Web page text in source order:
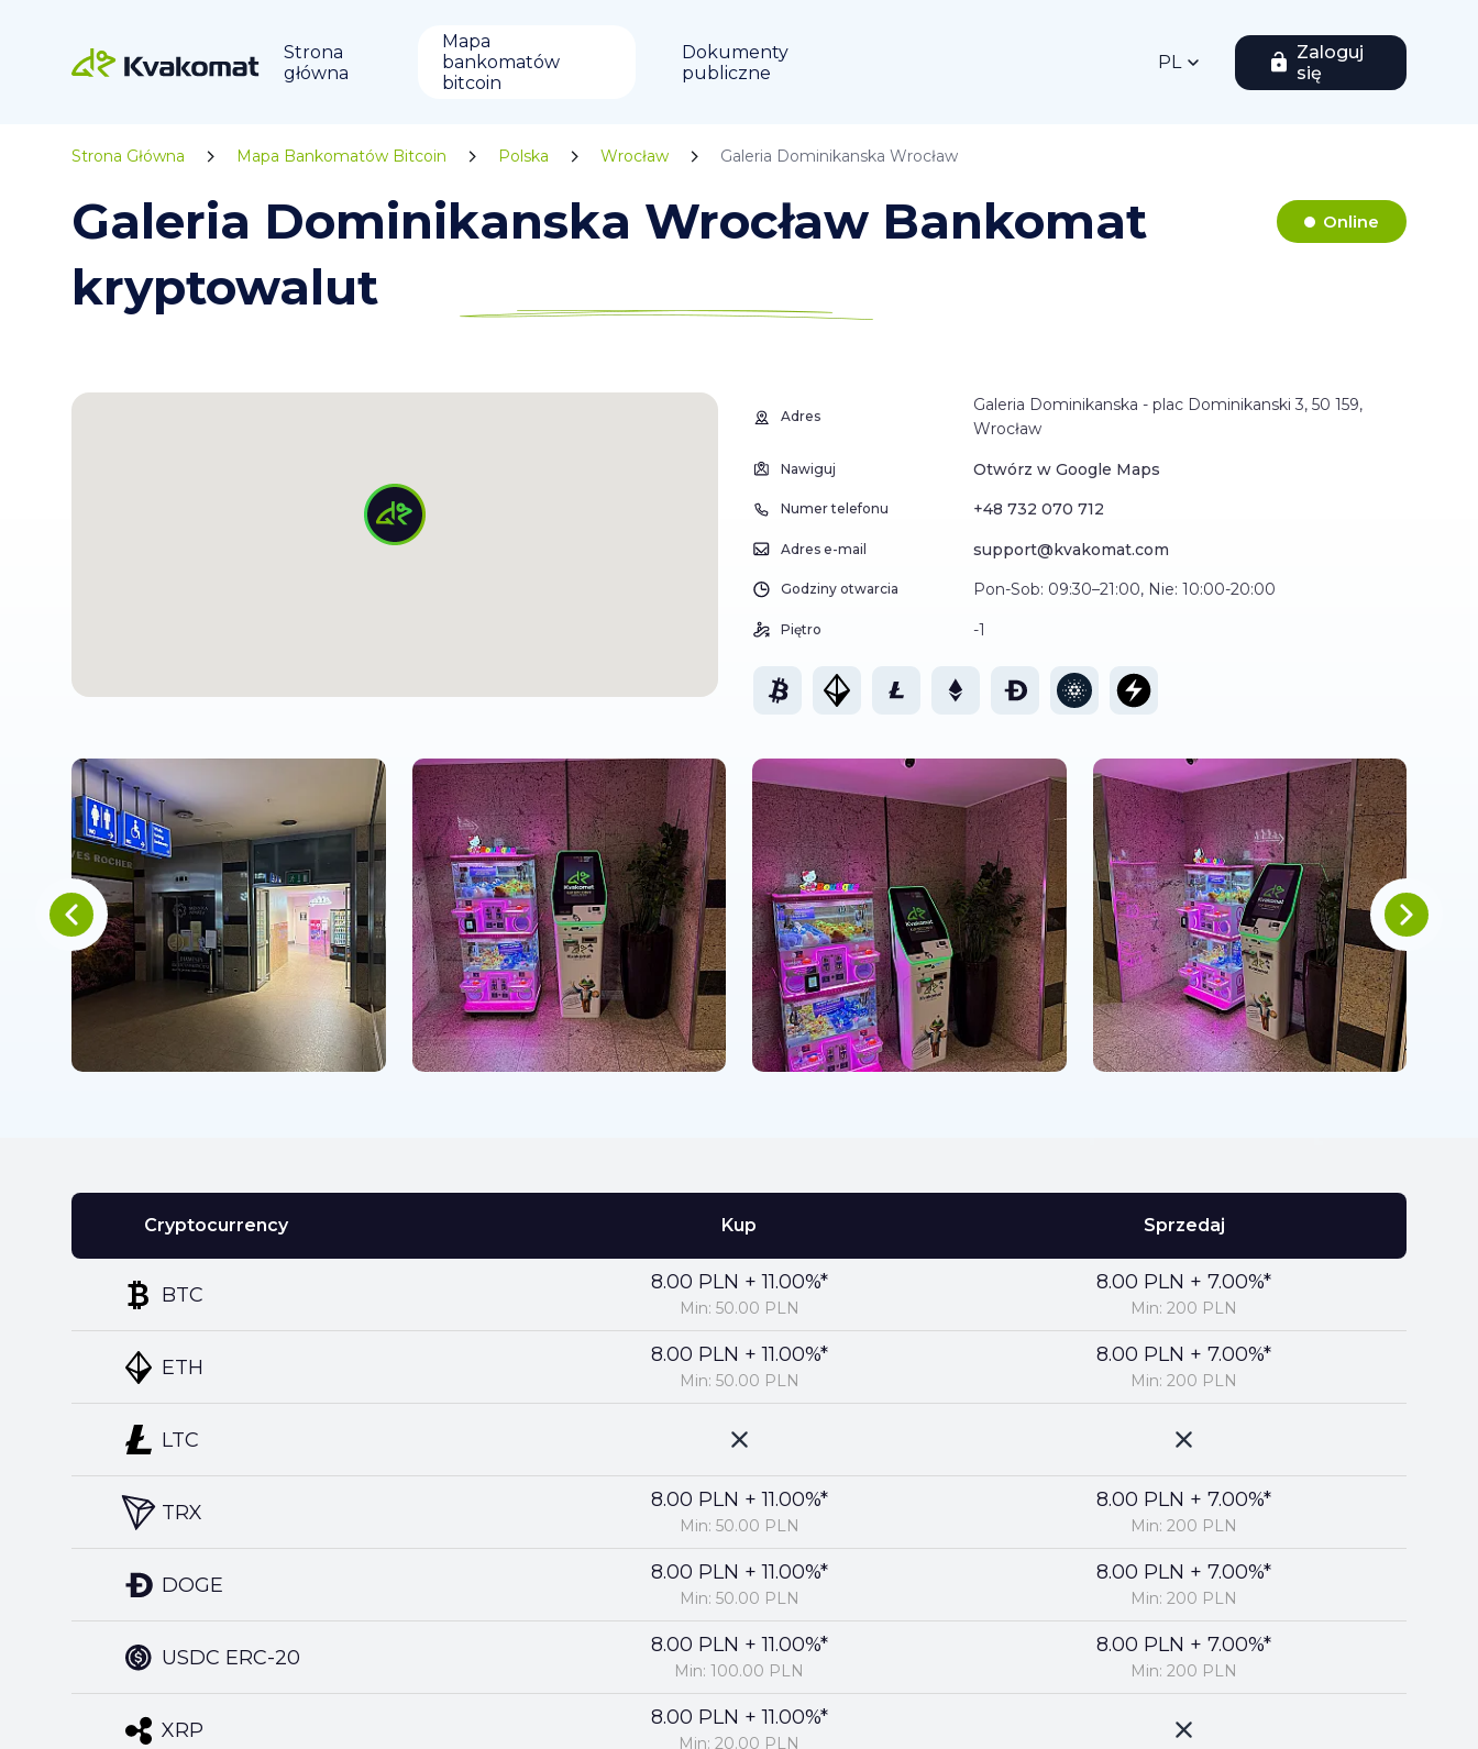
Strona
główna
Mapa
bankomatów
bitcoin
Dokumenty
publiczne
PL
Zaloguj
się
Strona Główna Mapa Bankomatów Bitcoin Polska Wrocław Galeria Dominikanska Wrocław
Galeria Dominikanska Wrocław Bankomat
kryptowalut
Online
Adres
Galeria Dominikanska - plac Dominikanski 3, 50 159,
Wrocław
Nawiguj Otwórz w Google Maps
Numer telefonu +48 732 070 712
Adres e-mail support@kvakomat.com
Godziny otwarcia Pon-Sob: 09:30–21:00, Nie: 10:00-20:00
Piętro -1
Cryptocurrency
BTC
ETH
LTC
TRX
DOGE
USDC ERC-20
XRP
Kup
8.00 PLN + 11.00%*
Min: 50.00 PLN
8.00 PLN + 11.00%*
Min: 50.00 PLN
8.00 PLN + 11.00%*
Min: 50.00 PLN
8.00 PLN + 11.00%*
Min: 50.00 PLN
8.00 PLN + 11.00%*
Min: 100.00 PLN
8.00 PLN + 11.00%*
Min: 20.00 PLN
Sprzedaj
8.00 PLN + 7.00%*
Min: 200 PLN
8.00 PLN + 7.00%*
Min: 200 PLN
8.00 PLN + 7.00%*
Min: 200 PLN
8.00 PLN + 7.00%*
Min: 200 PLN
8.00 PLN + 7.00%*
Min: 200 PLN